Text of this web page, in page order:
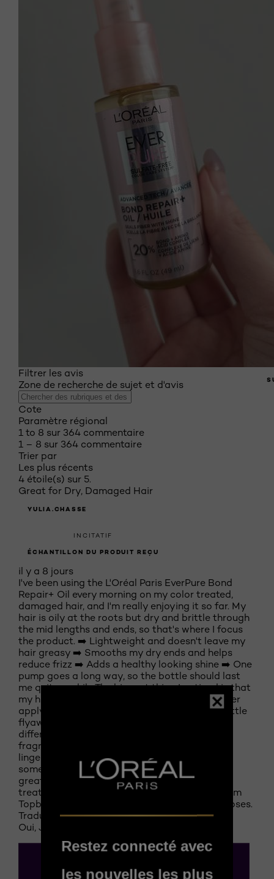
Filtrer les avis
Zone de recherche de sujet et d'avis
Cote
Paramètre régional
1 to 8 sur 364 commentaire
1 – 8 sur 364 commentaire
Trier par
Les plus récents
4 étoile(s) sur 5.
Great for Dry, Damaged Hair
YULIA.CHASSE
INCITATIF
ÉCHANTILLON DU PRODUIT REÇU
il y a 8 jours
I've been using the L'Oréal Paris EverPure Bond
Repair+ Oil every morning on my color treated,
damaged hair, and I'm really enjoying it so far. My
hair is oily at the roots but dry and brittle through
the mid lengths and ends, so that's where I focus
the product. ➡️ Lightweight and doesn't leave my
hair greasy ➡️ Smooths my dry ends and helps
reduce frizz ➡️ Adds a healthy looking shine ➡️ One
pump goes a long way, so the bottle should last
me quite a while The biggest thing I noticed is that
my hair feels smoother and looks healthier after
applying it. It doesn't completely tame every little
flyaway, but it definitely makes a noticeable
difference. The only downside for me is the
fragrance. It has a strong perfume scent that
lingers, so if you're sensitive to fragrances, it's
something to keep in mind. Overall, I think it's a
great everyday hair oil for damaged or color
treated hair. I received this product for free from
Topbox Marketing for testing and review purposes.
Traduire avec Google
Oui, Je recommande ce produit.
Restez connecté avec
les nouvelles les plus